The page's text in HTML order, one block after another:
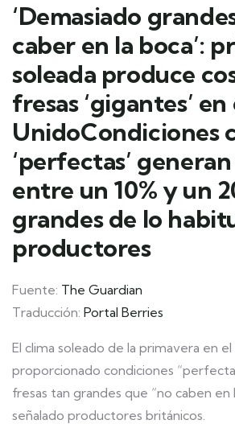
‘Demasiado
caber en la boca’:
soleada produce
fresas ‘gigantes’
UnidoCondiciones
‘perfectas’
entre un 10% y un
grandes de lo
productores
Fuente: The Guardian
Traducción: Portal Berries
El clima soleado de la primavera en el
proporcionado condiciones
fresas tan grandes que “no caben en
señalado productores británicos.